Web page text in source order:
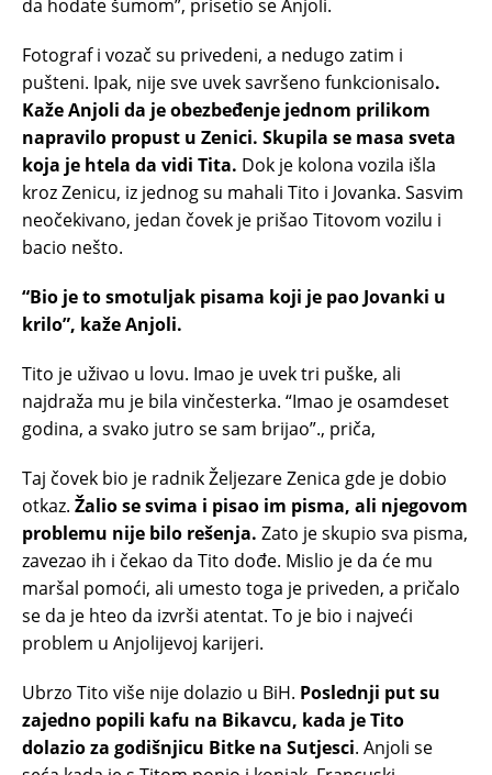
da hodate šumom”, prisetio se Anjoli.
Fotograf i vozač su privedeni, a nedugo zatim i
pušteni. Ipak, nije sve uvek savršeno funkcionisalo.
Kaže Anjoli da je obezbeđenje jednom prilikom
napravilo propust u Zenici. Skupila se masa sveta
koja je htela da vidi Tita. Dok je kolona vozila išla
kroz Zenicu, iz jednog su mahali Tito i Jovanka. Sasvim
neočekivano, jedan čovek je prišao Titovom vozilu i
bacio nešto.
“Bio je to smotuljak pisama koji je pao Jovanki u
krilo”, kaže Anjoli.
Tito je uživao u lovu. Imao je uvek tri puške, ali
najdraža mu je bila vinčesterka. “Imao je osamdeset
godina, a svako jutro se sam brijao”., priča,
Taj čovek bio je radnik Željezare Zenica gde je dobio
otkaz. Žalio se svima i pisao im pisma, ali njegovom
problemu nije bilo rešenja. Zato je skupio sva pisma,
zavezao ih i čekao da Tito dođe. Mislio je da će mu
maršal pomoći, ali umesto toga je priveden, a pričalo
se da je hteo da izvrši atentat. To je bio i najveći
problem u Anjolijevoj karijeri.
Ubrzo Tito više nije dolazio u BiH. Poslednji put su
zajedno popili kafu na Bikavcu, kada je Tito
dolazio za godišnjicu Bitke na Sutjesci. Anjoli se